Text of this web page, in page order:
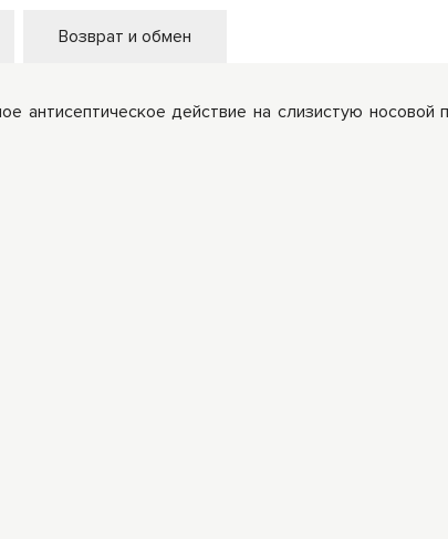
Возврат и обмен
антисептическое действие на слизистую